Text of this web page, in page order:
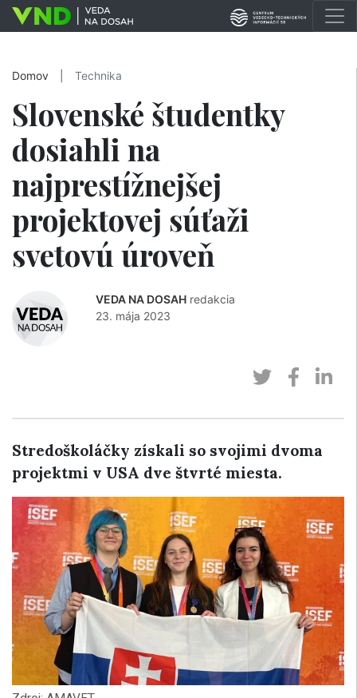
Domov Technika
Slovenské študentky
dosiahli na
najprestížnejšej
projektovej súťaži
svetovú úroveň
VEDA NA DOSAH redakcia
23. mája 2023
Stredoškoláčky získali so svojimi dvoma
projektmi v USA dve štvrté miesta.